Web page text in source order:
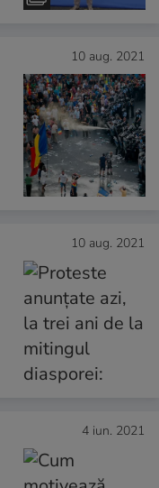
10 aug. 2021
10 aug. 2021
4 iun. 2021